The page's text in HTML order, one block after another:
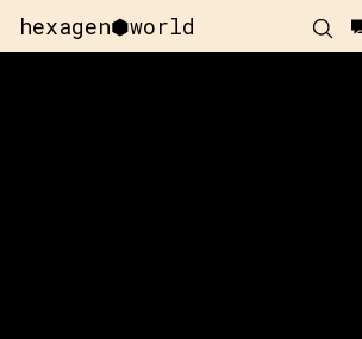
hexagen⬢world